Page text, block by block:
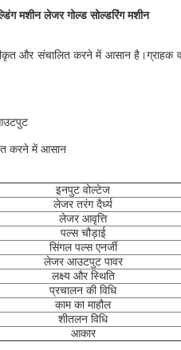
मशीन लेजर गोल्ड सोल्डरिंग मशीन
और संचालित करने में आसान
करने में आसान
इनपुट वोल्टेज
लेजर तरंग दैर्ध्य
लेजर आवृत्ति
पल्स चौड़ाई
सिंगल पल्स एनर्जी
लेजर आउटपुट पावर
लक्ष्य और स्थिति
प्रचालन की विधि
काम का माहौल
शीतलन विधि
आकार